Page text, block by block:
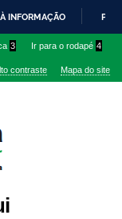
INFORMAÇÃO
3 Ir para o rodapé 4
contraste Mapa do site